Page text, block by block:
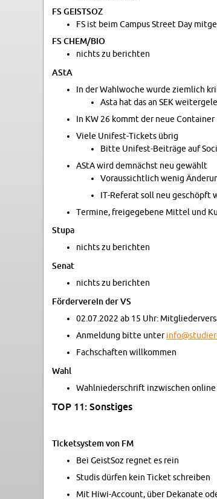
FS GEIST­SOZ
FS ist beim Cam­pus Street Day
FS CHEM/BIO
nichts zu be­rich­ten
AStA
In der Wahl­wo­che wurde ziem­lich
Asta hat das an SEK
In KW 26 kommt der neue Con­tai­ner
Viele Uni­fest-Ti­ckets übrig
Bitte Uni­fest-Bei­trä­ge auf
AStA wird dem­nächst neu ge­wählt
Vor­aus­sicht­lich wenig
IT-Re­fe­rat soll neu ge­schöpft
Ter­mi­ne, frei­ge­ge­be­ne Mit­tel und
Stupa
nichts zu be­rich­ten
Senat
nichts zu be­rich­ten
För­der­ver­ein der VS
02.07.2022 ab 15 Uhr:
An­mel­dung bitte unter
Fach­schaf­ten will­kom­men
Wahl
Wahl­nie­der­schrift in­zwi­schen on­line
TOP 11: Sons­ti­ges
Ti­cket­sys­tem von FM
Bei Geist­Soz reg­net es rein
Stu­dis dür­fen kein Ti­cket schrei­ben
Mit Hi­wi-Ac­count, über De­ka­na­te